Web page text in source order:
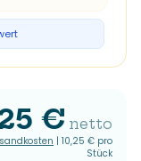
€ netto
| 10,25 € pro
Stück